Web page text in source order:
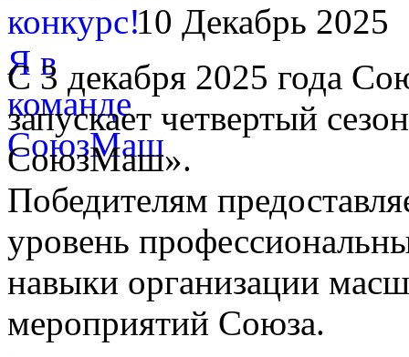
10 Декабрь 2025
С 3 декабря 2025 года
запускает четвертый
СоюзМаш».
Победителям
уровень
навыки организации
мероприятий Союза.